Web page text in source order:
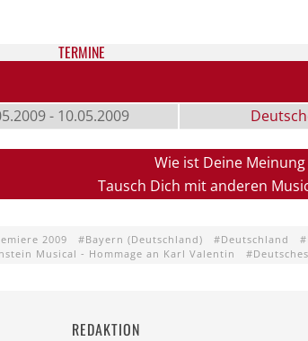
TER­MI­NE
- 10.05.2009
Wie ist Deine
Tausch Dich mit anderen
2009 Bayern (Deutschland) Deutschland
Musical - Hommage an Karl Valentin
REDAKTION